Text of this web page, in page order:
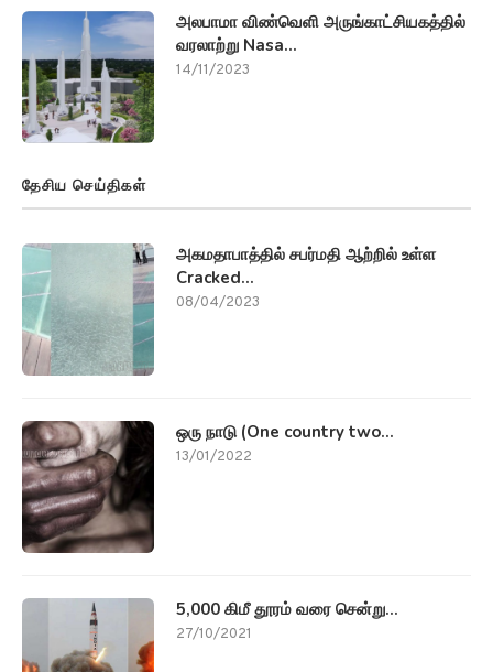
அலபாமா விண்வெளி அருங்காட்சியகத்தில்
வரலாற்று Nasa...
14/11/2023
தேசிய செய்திகள்
அகமதாபாத்தில் சபர்மதி ஆற்றில் உள்ள
Cracked...
08/04/2023
ஒரு நாடு (One country two...
13/01/2022
5,000 கிமீ தூரம் வரை சென்று...
27/10/2021